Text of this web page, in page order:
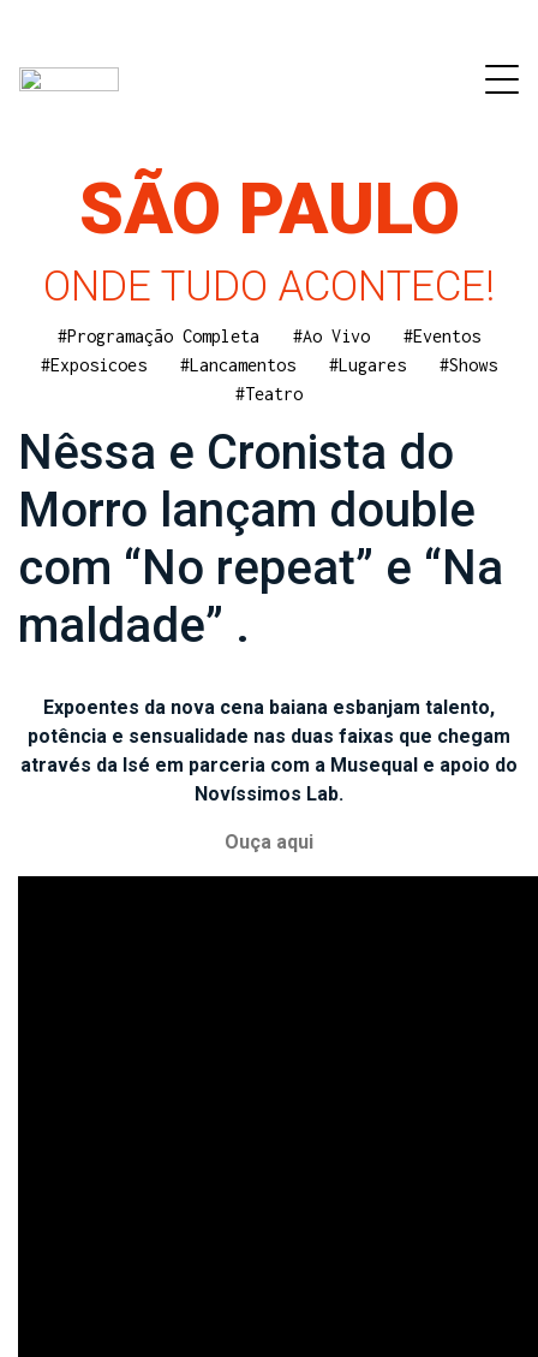
SÃO PAULO
ONDE TUDO ACONTECE!
#Programação Completa #Ao Vivo
#Eventos
#Exposicoes
#Lancamentos #Lugares
#Shows
#Teatro
Nêssa e Cronista do
Morro lançam double
com “No repeat” e “Na
maldade” .
Expoentes da nova cena baiana esbanjam talento,
potência e sensualidade nas duas faixas que chegam
através da Isé em parceria com a Musequal e apoio do
Novíssimos Lab.
Ouça aqui